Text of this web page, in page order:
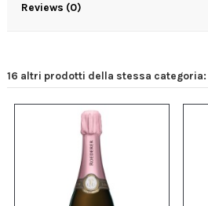
Reviews (0)
16 altri prodotti della stessa categoria: